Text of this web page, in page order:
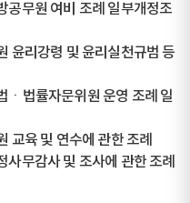
공무원 여비 조례 일부개정조
윤리강령 및 윤리실천규범 등
ㆍ법률자문위원 운영 조례 일
교육 및 연수에 관한 조례
무감사 및 조사에 관한 조례